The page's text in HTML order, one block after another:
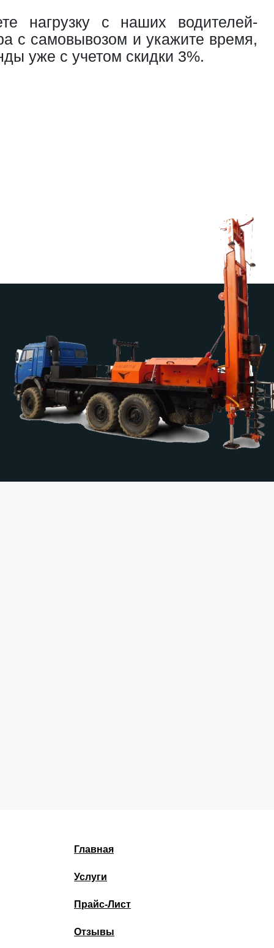
нагрузку с наших водителей-
с самовывозом и укажите время,
уже с учетом скидки 3%.
Главная
Услуги
Прайс-Лист
Отзывы